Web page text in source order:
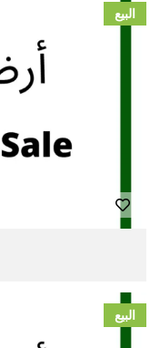
البيع
البيع